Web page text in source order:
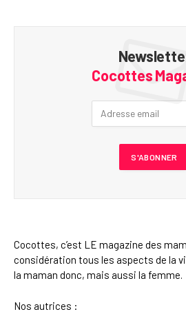
Cocottes
Cocottes, c’est LE magazine des
considération tous les aspects de la
la maman donc, mais aussi la femme.
Nos autrices :